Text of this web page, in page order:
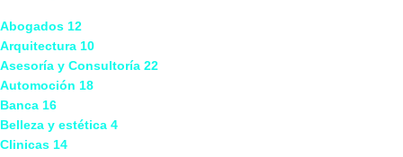
Abogados 12
Arquitectura 10
Asesoría y Consultoría 22
Automoción 18
Banca 16
Belleza y estética 4
Clinicas 14